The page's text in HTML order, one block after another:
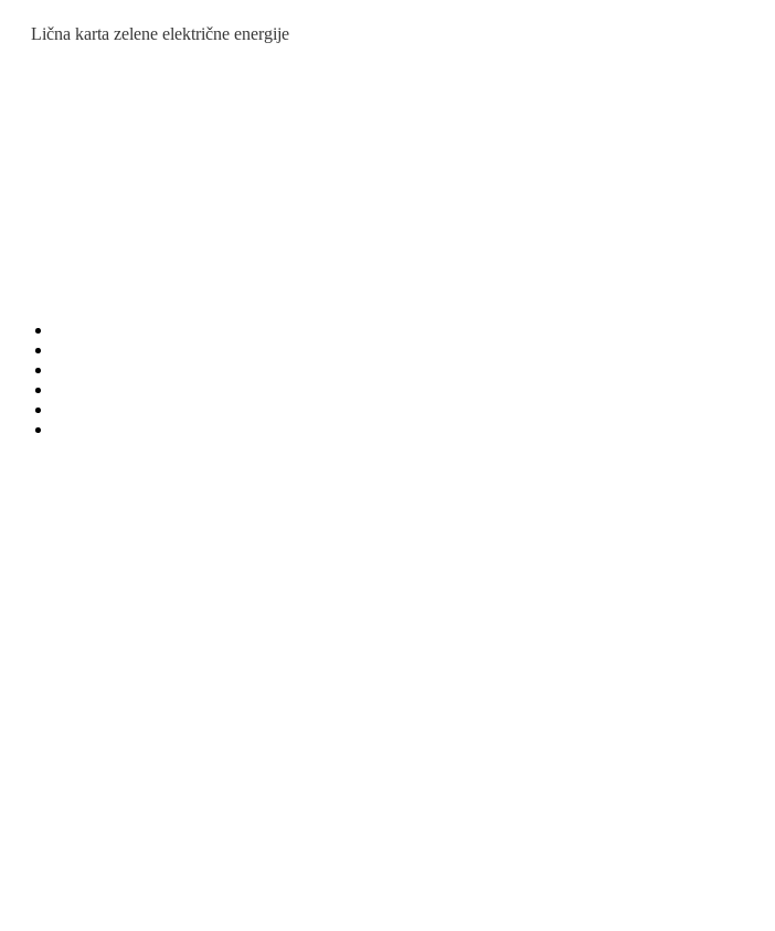
Lična karta zelene električne energije